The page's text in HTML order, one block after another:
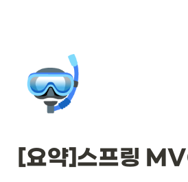
🤿
[요약]스프링